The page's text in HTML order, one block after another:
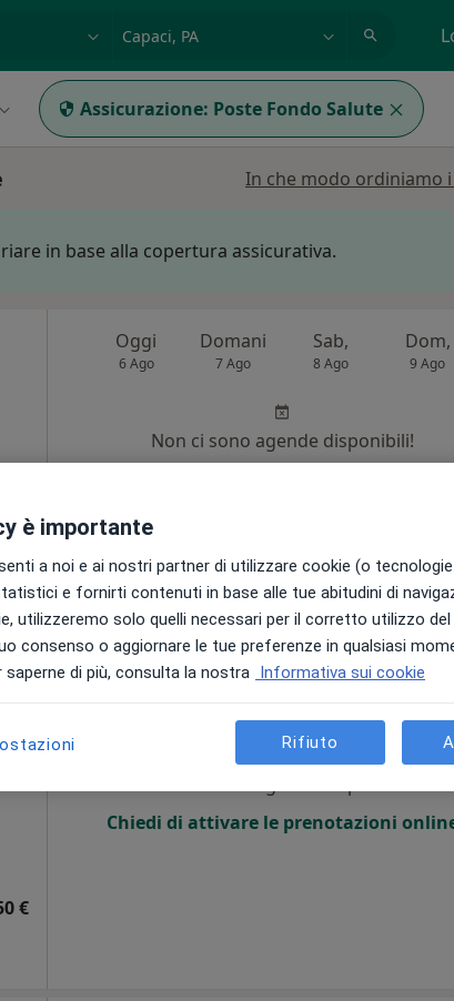
Assicurazione: Poste Fondo Salute
In che modo ordiniamo
in base alla copertura assicurativa.
€
Oggi
6 Ago
Domani
7 Ago
Sab,
8 Ago
Dom,
9 Ago
Non ci sono agende disponibili!
€
Oggi Domani Sab, Dom,
Chiedi di attivare le prenotazioni
è importante
a noi e ai nostri partner di utilizzare cookie (o
e fornirti contenuti in base alle tue abitudini di
utilizzeremo solo quelli necessari per il corretto utilizzo
consenso o aggiornare le tue preferenze in qualsiasi
saperne di più, consulta la nostra Informativa sui cookie
Rifiuto